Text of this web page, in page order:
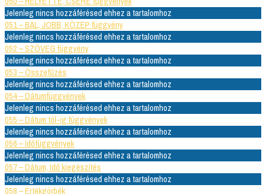
Jelenleg nincs hozzáférésed ehhez a tartalomhoz
051 – BAL, JOBB, KÖZÉP függvény
Jelenleg nincs hozzáférésed ehhez a tartalomhoz
052 – SZÖVEG függvény
Jelenleg nincs hozzáférésed ehhez a tartalomhoz
053 – Összefűzés
Jelenleg nincs hozzáférésed ehhez a tartalomhoz
054 – Dátumfüggvények
Jelenleg nincs hozzáférésed ehhez a tartalomhoz
055 – Dátum tól-ig függvények
Jelenleg nincs hozzáférésed ehhez a tartalomhoz
056 – Időfüggvények
Jelenleg nincs hozzáférésed ehhez a tartalomhoz
057 – Dátum, Idő kiegészítés
Jelenleg nincs hozzáférésed ehhez a tartalomhoz
058 – Értékgörbék